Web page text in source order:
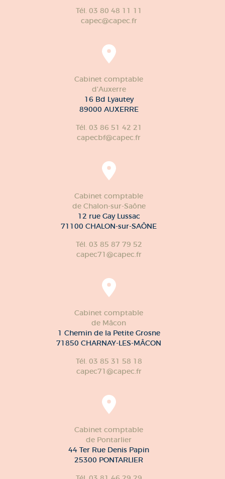
Tél. 03 80 48 11 11
capec@capec.fr
Cabinet comptable
d'Auxerre
16 Bd Lyautey
89000 AUXERRE
Tél. 03 86 51 42 21
capecbf@capec.fr
Cabinet comptable
de Chalon-sur-Saône
12 rue Gay Lussac
71100 CHALON-sur-SAÔNE
Tél. 03 85 87 79 52
capec71@capec.fr
Cabinet comptable
de Mâcon
1 Chemin de la Petite Grosne
71850 CHARNAY-LES-MÂCON
Tél. 03 85 31 58 18
capec71@capec.fr
Cabinet comptable
de Pontarlier
44 Ter Rue Denis Papin
25300 PONTARLIER